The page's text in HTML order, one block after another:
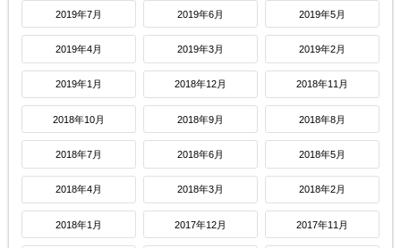
2019年7月 2019年6月 2019年5月
2019年4月 2019年3月 2019年2月
2019年1月 2018年12月 2018年11月
2018年10月 2018年9月 2018年8月
2018年7月 2018年6月 2018年5月
2018年4月 2018年3月 2018年2月
2018年1月 2017年12月 2017年11月